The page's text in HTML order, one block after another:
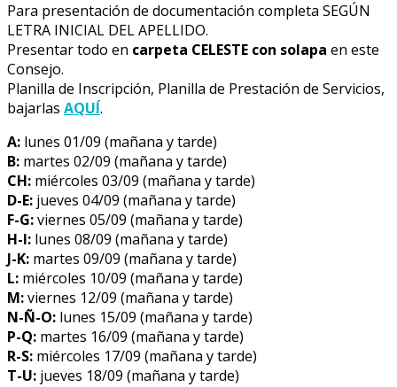
Para presentación de documentación completa SEGÚN
LETRA INICIAL DEL APELLIDO.
Presentar todo en carpeta CELESTE con solapa en este
Consejo.
Planilla de Inscripción, Planilla de Prestación de Servicios,
bajarlas AQUÍ.
A: lunes 01/09 (mañana y tarde)
B: martes 02/09 (mañana y tarde)
CH: miércoles 03/09 (mañana y tarde)
D-E: jueves 04/09 (mañana y tarde)
F-G:viernes 05/09 (mañana y tarde)
H-I: lunes 08/09 (mañana y tarde)
J-K: martes 09/09 (mañana y tarde)
L: miércoles 10/09 (mañana y tarde)
M:viernes 12/09 (mañana y tarde)
N-Ñ-O: lunes 15/09 (mañana y tarde)
P-Q: martes 16/09 (mañana y tarde)
R-S: miércoles 17/09 (mañana y tarde)
T-U: jueves 18/09 (mañana y tarde)